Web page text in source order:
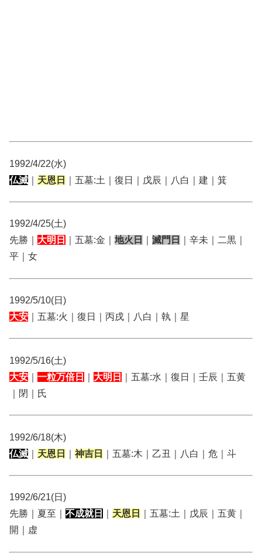
1992/4/22(水)
仏滅
天恩日 ｜五墓:土｜復日｜戊辰｜八白｜建｜箕
1992/4/25(土)
先勝｜ 大明日 ｜五墓:金｜ 地火日 滅門日
｜辛未｜二黒｜
平｜女
1992/5/10(日)
大安 ｜五墓:火｜復日｜丙戌｜八白｜執｜星
1992/5/16(土)
大安
一粒万倍日 大明日
｜五墓:水｜復日｜壬辰｜五黄
｜閉｜氏
1992/6/18(木)
仏滅
天恩日 神吉日 ｜五墓:木｜乙丑｜八白｜危｜斗
1992/6/21(日)
先勝｜夏至｜ 不成就日 天恩日
｜五墓:土｜戊辰｜五黄｜
開｜虚